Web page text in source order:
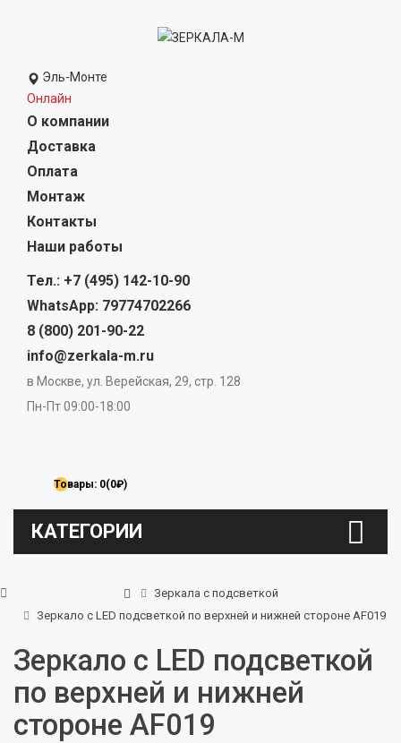
Эль-Монте
Онлайн
О компании
Доставка
Оплата
Монтаж
Контакты
Наши работы
Тел.: +7 (495) 142-10-90
WhatsApp: 79774702266
8 (800) 201-90-22
info@zerkala-m.ru
в Москве, ул. Верейская, 29, стр. 128
Пн-Пт 09:00-18:00
Товары: 0(0₽)
КАТЕГОРИИ
Зеркала с подсветкой
Зеркало с LED подсветкой по верхней и нижней стороне AF019
Зеркало с LED подсветкой
по верхней и нижней
стороне AF019